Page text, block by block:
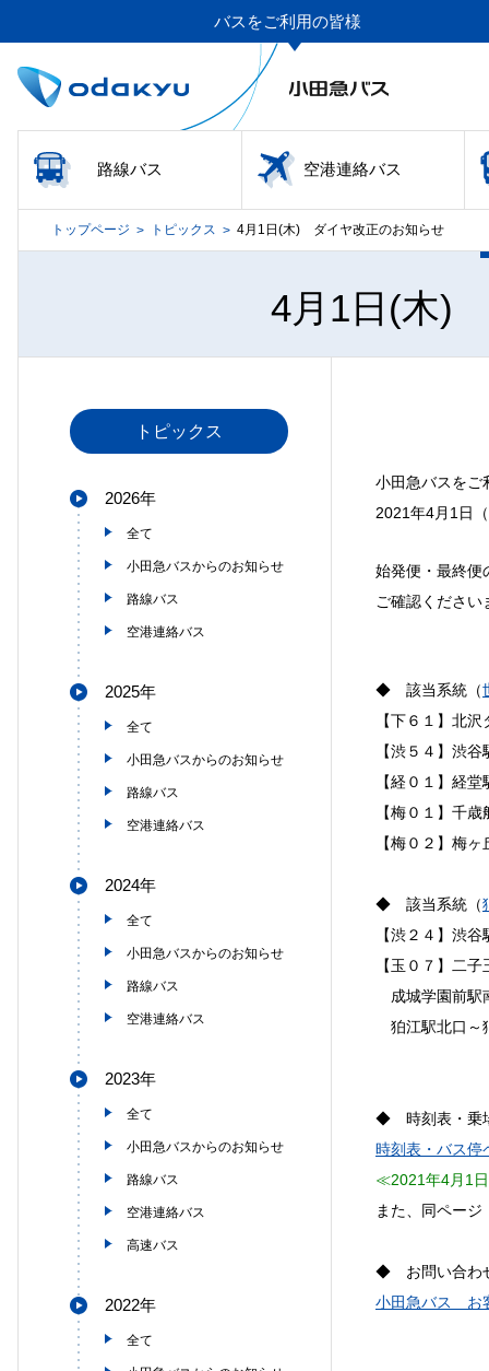
バスをご利用の皆様
路線バス 空港連絡バス
トップページ > トピックス > 4月1日(木) ダイヤ改正のお知らせ
4月1日(木)
小田急バスをご
2021年4月1日
始発便・最終便
ご確認ください
◆ 該当系統（
【下６１】北
【渋５４】渋
【経０１】経
【梅０１】千
【梅０２】梅
◆ 該当系統（
【渋２４】渋
【玉０７】二
成城学園前駅
狛江駅北口～
◆ 時刻表・乗
時刻表・バス停
≪2021年4月1
また、同ペー
◆ お問い合わ
小田急バス お
トピックス
2026年
全て
小田急バスからのお知らせ
路線バス
空港連絡バス
2025年
全て
小田急バスからのお知らせ
路線バス
空港連絡バス
2024年
全て
小田急バスからのお知らせ
路線バス
空港連絡バス
2023年
全て
小田急バスからのお知らせ
路線バス
空港連絡バス
高速バス
2022年
全て